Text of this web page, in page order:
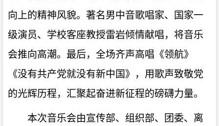
向上的精神风貌。著名男中音歌唱家、国家一
级演员、学校客座教授雷岩倾情献唱，将音乐
会推向高潮。最后，全场齐声高唱《领航》
《没有共产党就没有新中国》，用歌声致敬党
的光辉历程，汇聚起奋进新征程的磅礴力量。
本次音乐会由宣传部、组织部、团委、离